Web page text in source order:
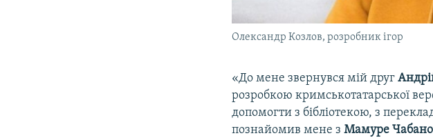
Олександр Козлов, розробник ігор
«До мене звернувся мій друг
розробкою кримськотатарської
допомогти з бібліотекою, з
познайомив мене зМамуре